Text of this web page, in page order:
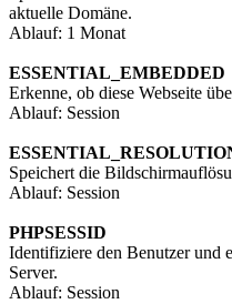
aktuelle Domäne.
Ablauf: 1 Monat
ESSENTIAL_EMBEDDED
Erkenne, ob diese Webseite
Ablauf: Session
Speichert die
Ablauf: Session
PHPSESSID
Identifiziere den Benutzer und
Server.
Ablauf: Session